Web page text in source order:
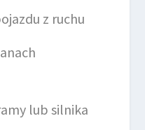
z ruchu
lub silnika